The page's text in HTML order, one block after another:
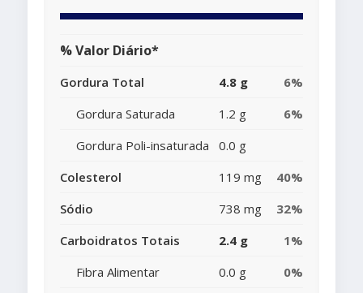
% Valor Diário*
Gordura Total 4.8 g
6%
Gordura Saturada
1.2 g
6%
Gordura Poli-insaturada
0.0 g
Colesterol
119 mg
40%
Sódio
738 mg
32%
Carboidratos Totais
2.4 g
1%
Fibra Alimentar
0.0 g
0%